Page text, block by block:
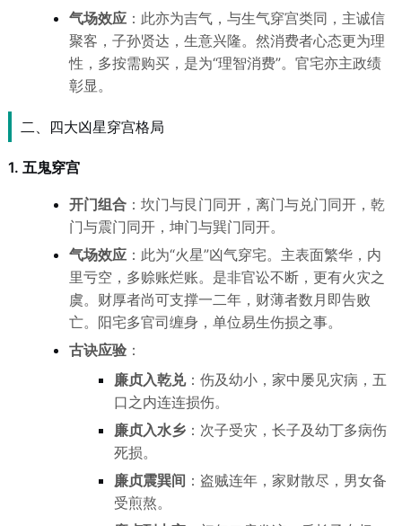
气场效应：此亦为吉气，与生气穿宫类同，主诚信
聚客，子孙贤达，生意兴隆。然消费者心态更为理
性，多按需购买，是为“理智消费”。官宅亦主政绩
彰显。
二、四大凶星穿宫格局
1. 五鬼穿宫
开门组合：坎门与艮门同开，离门与兑门同开，乾
门与震门同开，坤门与巽门同开。
气场效应：此为“火星”凶气穿宅。主表面繁华，内
里亏空，多赊账烂账。是非官讼不断，更有火灾之
虞。财厚者尚可支撑一二年，财薄者数月即告败
亡。阳宅多官司缠身，单位易生伤损之事。
古诀应验：
廉贞入乾兑：伤及幼小，家中屡见灾病，五
口之内连连损伤。
廉贞入水乡：次子受灾，长子及幼丁多病伤
死损。
廉贞震巽间 ：盗贼连年，家财散尽，男女备
受煎熬。